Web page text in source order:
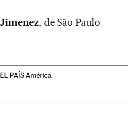
, de São Paulo
PAÍS América.
en Twitter
Brasil en Instagram
País Brasil en Facebook